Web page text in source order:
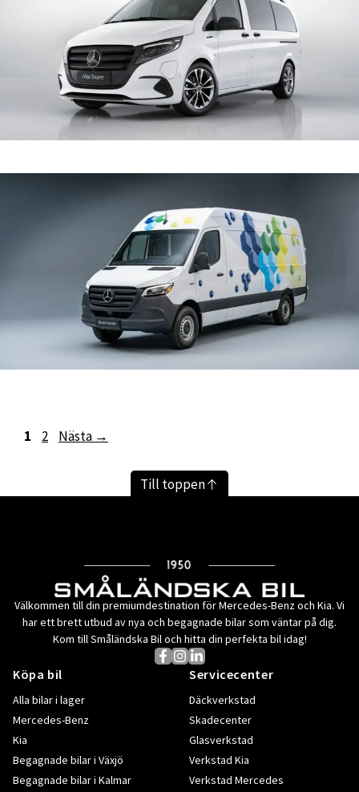
Sida
1 Sida
2 Nästa →
Till toppen
Välkommen till din premiumdestination för Mercedes-Benz och Kia. Vi
har ett brett utbud av nya och begagnade bilar som väntar på dig.
Kom till Småländska Bil och hitta din perfekta bil idag!
Köpa bil
Alla bilar i lager
Mercedes-Benz
Kia
Begagnade bilar i Växjö
Begagnade bilar i Kalmar
Servicecenter
Däckverkstad
Skadecenter
Glasverkstad
Verkstad Kia
Verkstad Mercedes